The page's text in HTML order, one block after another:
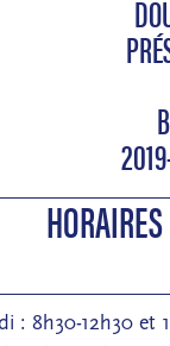
HORAIRES
: 8h30-12h30 et